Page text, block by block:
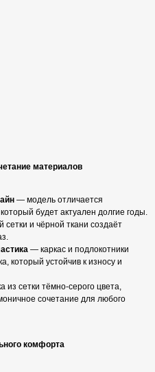
материалов
— модель отличается
будет актуален долгие годы.
и чёрной ткани создаёт
— каркас и подлокотники
который устойчив к износу и
из сетки тёмно-серого цвета,
сочетание для любого
комфорта